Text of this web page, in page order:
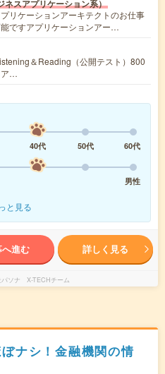
ネスアプリケーション系）
プリケーションアーキテクトのお仕事
ですアプリケーションアー…
＆Reading（公開テスト）800
ア…
40代 50代
60代
男性
と見る
へ進む 詳しく見る
パソナ X-TECHチーム
ナシ！金融機関の情